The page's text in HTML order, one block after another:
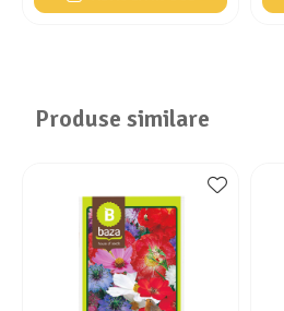
Produse similare